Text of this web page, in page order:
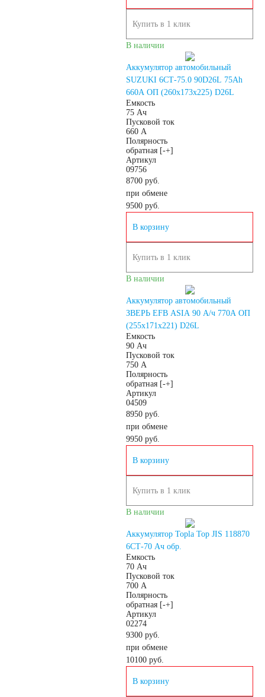
Турция
США
Китай
Иран
Аккумуляторы 12
Аккумуляторы по стране
Купить в 1 клик
В наличии
Аккумулятор автомобильный
SUZUKI 6СТ-75.0 90D26L 75Ah
660A ОП (260х173х225) D26L
Емкость
75 Ач
Пусковой ток
660 А
Полярность
обратная [-+]
Артикул
09756
8700 руб.
при обмене
9500 руб.
В корзину
Купить в 1 клик
В наличии
Аккумулятор автомобильный
ЗВЕРЬ EFB ASIA 90 А/ч 770A ОП
(255х171х221) D26L
Емкость
90 Ач
Пусковой ток
750 А
Полярность
обратная [-+]
Артикул
04509
8950 руб.
при обмене
9950 руб.
В корзину
Купить в 1 клик
В наличии
Аккумулятор Topla Top JIS 118870
6СТ-70 Ач обр.
Емкость
70 Ач
Пусковой ток
700 А
Полярность
обратная [-+]
Артикул
02274
9300 руб.
при обмене
10100 руб.
В корзину